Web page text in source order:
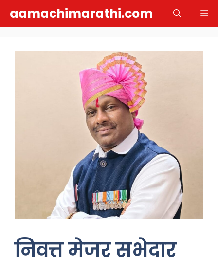
aamachimarathi.com
निवृत्त मेजर सुभेदार